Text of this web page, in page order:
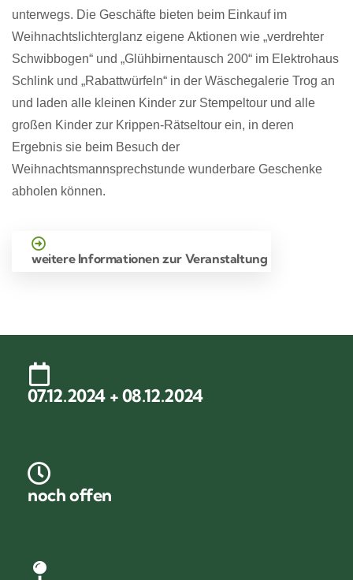
unterwegs. Die Geschäfte bieten beim Einkauf im
Weihnachtslichterglanz eigene Aktionen wie „verdrehter
Schwibbogen“ und „Glühbirnentausch 200“ im Elektrohaus
Schlink und „Rabattwürfeln“ in der Wäschegalerie Trog an
und laden alle kleinen Kinder zur Stempeltour und alle
großen Kinder zur Krippen-Rätseltour ein, in deren
Ergebnis sie beim Besuch der
Weihnachtsmannsprechstunde wunderbare Geschenke
abholen können.
weitere Informationen zur Veranstaltung
07.12.2024 + 08.12.2024
noch offen